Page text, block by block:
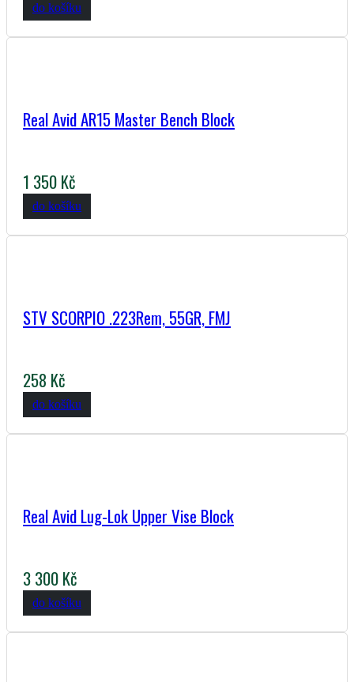
do košíku
Real Avid AR15 Master Bench Block
1 350 Kč
do košíku
STV SCORPIO .223Rem, 55GR, FMJ
258 Kč
do košíku
Real Avid Lug-Lok Upper Vise Block
3 300 Kč
do košíku